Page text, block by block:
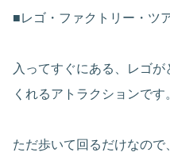
■レゴ・ファクトリー・ツ
入ってすぐにある、レゴ
くれるアトラクションです
ただ歩いて回るだけなの